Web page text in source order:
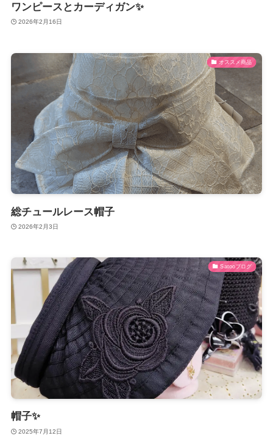
ワンピースとカーディガン✨
2026年2月16日
オススメ商品
総チュールレース帽子
2026年2月3日
Satooブログ
帽子✨️
2025年7月12日